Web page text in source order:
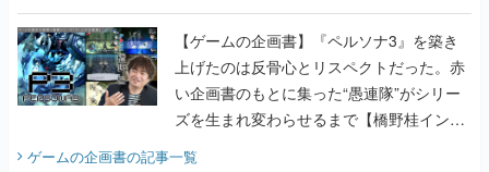
画書】
【ゲームの企画書】『ペルソナ3』を築き
上げたのは反骨心とリスペクトだった。赤
い企画書のもとに集った“愚連隊”がシリー
ズを生まれ変わらせるまで【橋野桂インタ
ビュー】
ゲームの企画書の記事一覧